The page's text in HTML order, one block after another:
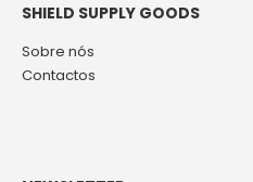
SHIELD SUPPLY GOODS
Sobre nós
Contactos